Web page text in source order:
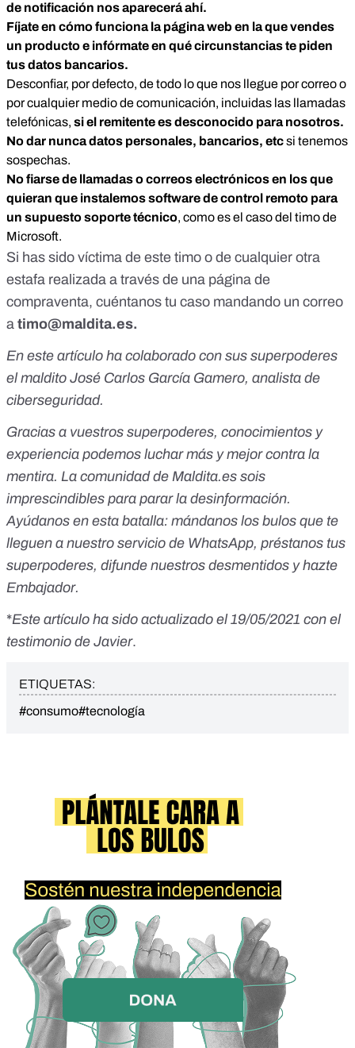
de notificación nos aparecerá ahí.
Fíjate en cómo funciona la página web en la que vendes
un producto e infórmate en qué circunstancias te piden
tus datos bancarios.
Desconfiar, por defecto, de todo lo que nos llegue por correo o
por cualquier medio de comunicación, incluidas las llamadas
telefónicas, si el remitente es desconocido para nosotros.
No dar nunca datos personales, bancarios, etcsi tenemos
sospechas.
No fiarse de llamadas o correos electrónicos en los que
quieran que instalemos software de control remoto para
un supuesto soporte técnico, comoes el caso del timo de
Microsoft.
Si has sido víctima de este timo o de cualquier otra
estafa realizada a través de una página de
compraventa, cuéntanos tu caso mandando un correo
a timo@maldita.es.
En este artículo ha colaborado con sus superpoderes
el maldito José Carlos García Gamero, analista de
ciberseguridad.
Gracias a vuestros superpoderes, conocimientos y
experiencia podemos luchar más y mejor contra la
mentira. La comunidad de Maldita.es sois
imprescindibles para parar la desinformación.
Ayúdanos en esta batalla: mándanos los bulos que te
lleguen a nuestro servicio de WhatsApp, préstanos tus
superpoderes, difunde nuestros desmentidos yhazte
Embajador.
*Este artículo ha sido actualizado el 19/05/2021 con el
testimonio de Javier.
ETIQUETAS:
#consumo#tecnología